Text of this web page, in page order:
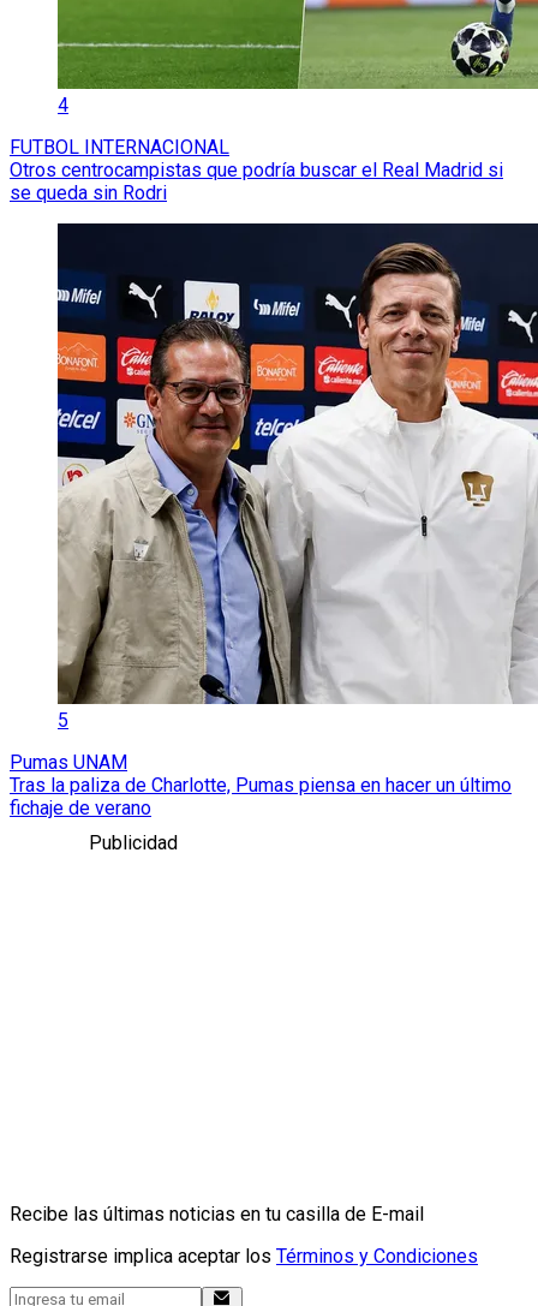
4
FUTBOL INTERNACIONAL
Otros centrocampistas que podría buscar el Real Madrid si
se queda sin Rodri
5
Pumas UNAM
Tras la paliza de Charlotte, Pumas piensa en hacer un último
fichaje de verano
Publicidad
Recibe las últimas noticias en tu casilla de E-mail
Registrarse implica aceptar los Términos y Condiciones